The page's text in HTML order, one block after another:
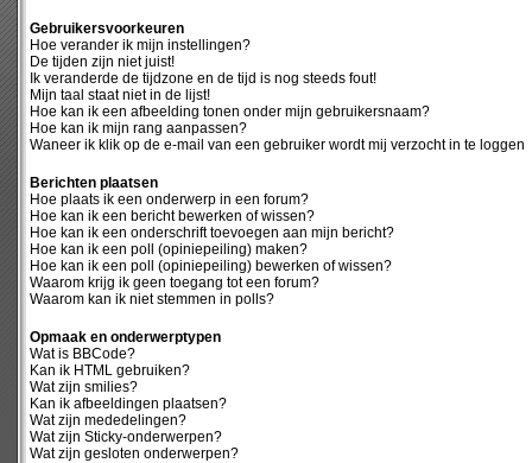
Gebruikersvoorkeuren
Hoe verander ik mijn instellingen?
De tijden zijn niet juist!
Ik veranderde de tijdzone en de tijd is nog steeds fout!
Mijn taal staat niet in de lijst!
Hoe kan ik een afbeelding tonen onder mijn gebruikersnaam?
Hoe kan ik mijn rang aanpassen?
Waneer ik klik op de e-mail van een gebruiker wordt mij verzocht in te loggen
Berichten plaatsen
Hoe plaats ik een onderwerp in een forum?
Hoe kan ik een bericht bewerken of wissen?
Hoe kan ik een onderschrift toevoegen aan mijn bericht?
Hoe kan ik een poll (opiniepeiling) maken?
Hoe kan ik een poll (opiniepeiling) bewerken of wissen?
Waarom krijg ik geen toegang tot een forum?
Waarom kan ik niet stemmen in polls?
Opmaak en onderwerptypen
Wat is BBCode?
Kan ik HTML gebruiken?
Wat zijn smilies?
Kan ik afbeeldingen plaatsen?
Wat zijn mededelingen?
Wat zijn Sticky-onderwerpen?
Wat zijn gesloten onderwerpen?